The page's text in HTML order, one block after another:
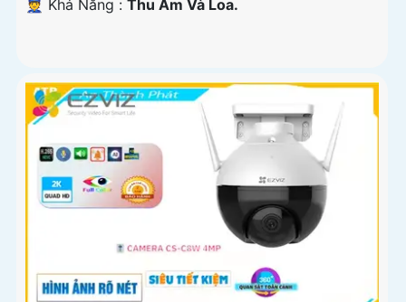
️👮 Khả Năng : Thu Âm Và Loa.